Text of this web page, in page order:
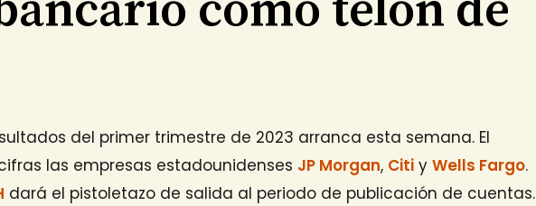
del primer trimestre de 2023 arranca esta semana. El
las empresas estadounidenses JP Morgan, Citi yWells Fargo.
dará el pistoletazo de salida al periodo de publicación de cuentas.